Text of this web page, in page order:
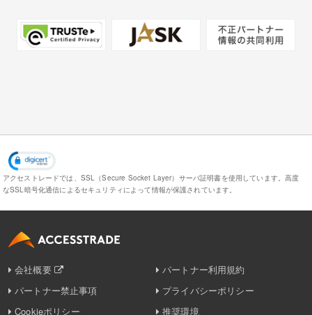
アクセストレードでは、SSL（Secure Socket Layer）サーバ証明書を使用しています。高度
なSSL暗号化通信によるセキュリティによって情報が保護されています。
会社概要
パートナー利用規約
パートナー禁止事項
プライバシーポリシー
Cookieポリシー
推奨環境